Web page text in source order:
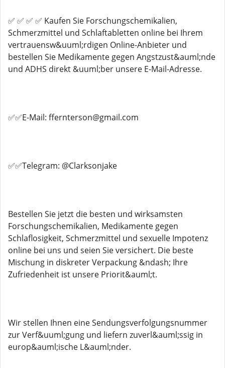
✅ ✅ ✅ ✅ Kaufen Sie Forschungschemikalien,
Schmerzmittel und Schlaftabletten online bei Ihrem
vertrauensw&uuml;rdigen Online-Anbieter und
bestellen Sie Medikamente gegen Angstzust&auml;nde
und ADHS direkt &uuml;ber unsere E-Mail-Adresse.
✅✅E-Mail: ffernterson@gmail.com
✅✅Telegram: @Clarksonjake
Bestellen Sie jetzt die besten und wirksamsten
Forschungschemikalien, Medikamente gegen
Schlaflosigkeit, Schmerzmittel und sexuelle Impotenz
online bei uns und seien Sie versichert. Die beste
Mischung in diskreter Verpackung &ndash; Ihre
Zufriedenheit ist unsere Priorit&auml;t.
Wir stellen Ihnen eine Sendungsverfolgungsnummer
zur Verf&uuml;gung und liefern zuverl&auml;ssig in
europ&auml;ische L&auml;nder.